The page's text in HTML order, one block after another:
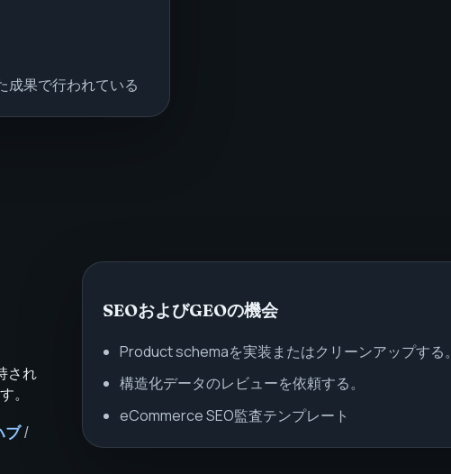
成果で行われている
され
。
ブ/
SEOおよびGEOの機会
Product schemaを実装またはクリーンアップする。
構造化データのレビューを依頼する。
eCommerce SEO監査テンプレート